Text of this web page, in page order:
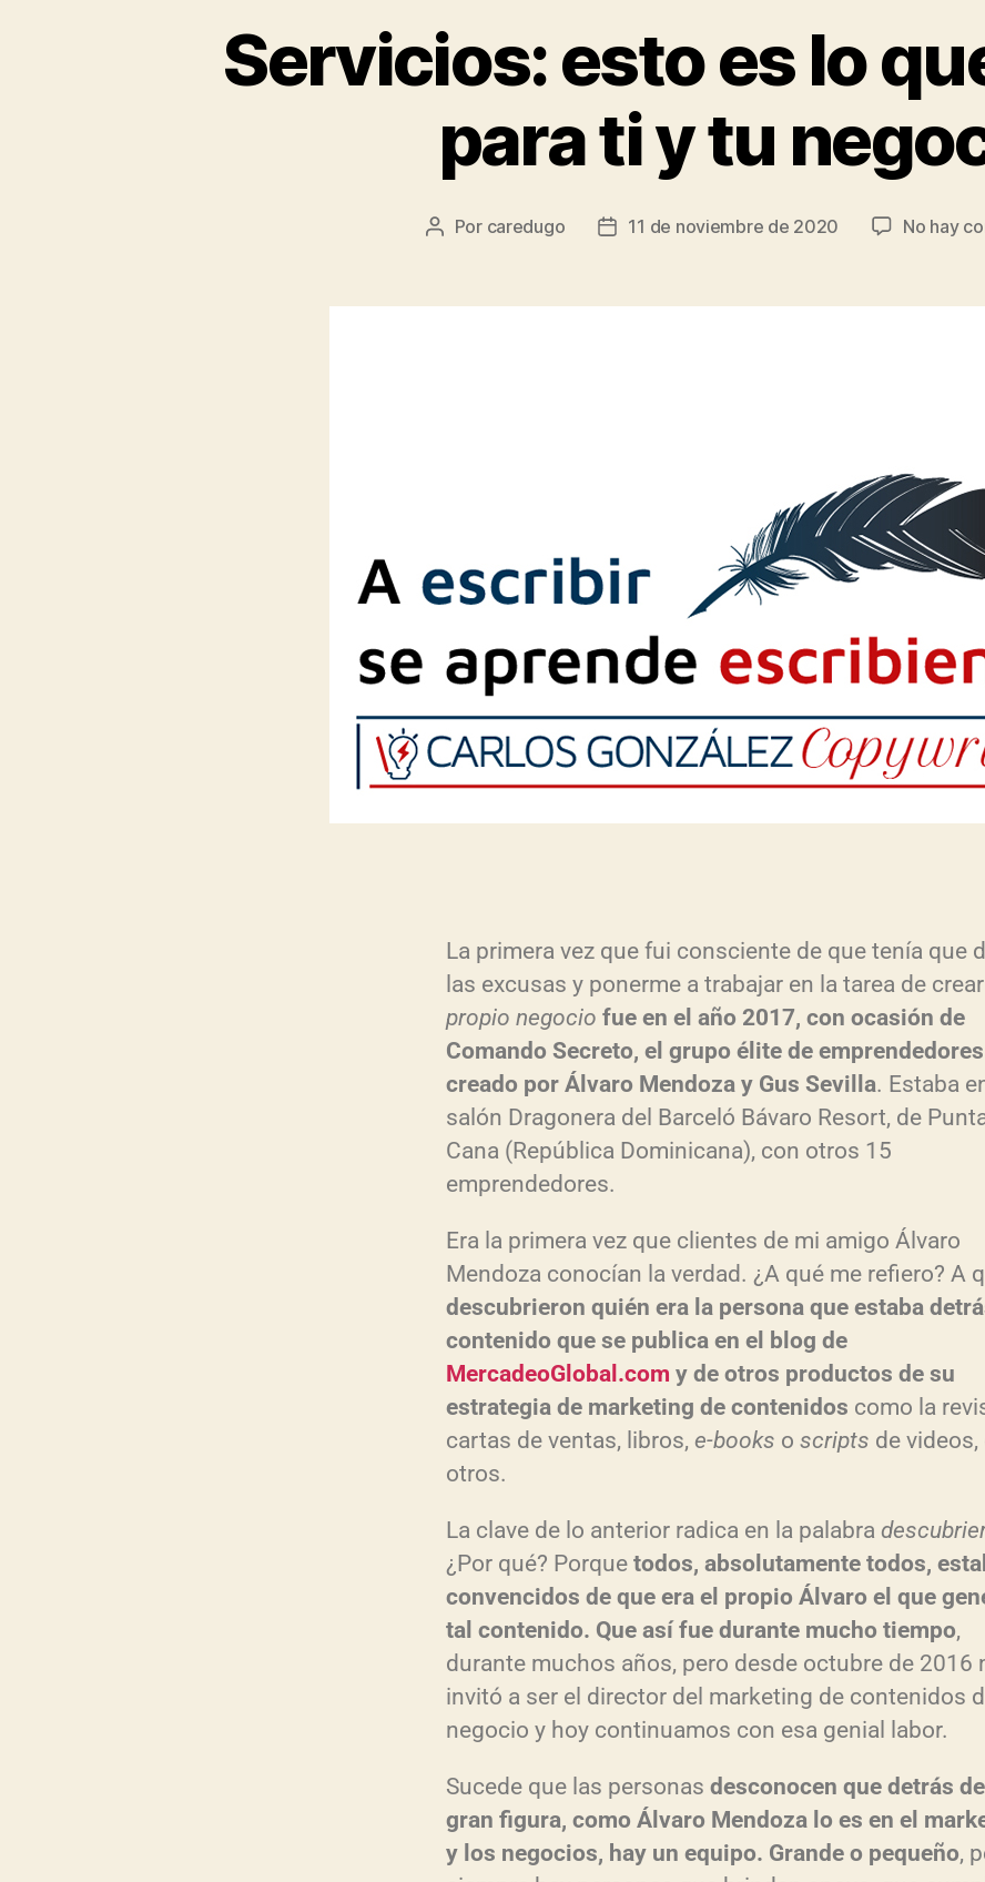
Servicios: esto es lo
para ti y tu
Por caredugo 11 de noviembre de 2020 No hay
La primera vez que fui consciente de que tenía que
las excusas y ponerme a trabajar en la tarea de
propio negocio fue en el año 2017, con ocasión de
Comando Secreto, el grupo élite de emprendedores
creado por Álvaro Mendoza y Gus Sevilla. Estaba
salón Dragonera del Barceló Bávaro Resort, de
Cana (República Dominicana), con otros 15
emprendedores.
Era la primera vez que clientes de mi amigo Álvaro
Mendoza conocían la verdad. ¿A qué me refiero? A
descubrieron quién era la persona que estaba
contenido que se publica en el blog de
MercadeoGlobal.com y de otros productos de su
estrategia de marketing de contenidos como la
cartas de ventas, libros, e-books o scripts de videos,
otros.
La clave de lo anterior radica en la palabra
¿Por qué? Porque todos, absolutamente todos,
convencidos de que era el propio Álvaro el que
tal contenido. Que así fue durante mucho tiempo,
durante muchos años, pero desde octubre de 2016
invitó a ser el director del marketing de contenidos
negocio y hoy continuamos con esa genial labor.
Sucede que las personas desconocen que detrás
gran figura, como Álvaro Mendoza lo es en el
y los negocios, hay un equipo. Grande o pequeño,